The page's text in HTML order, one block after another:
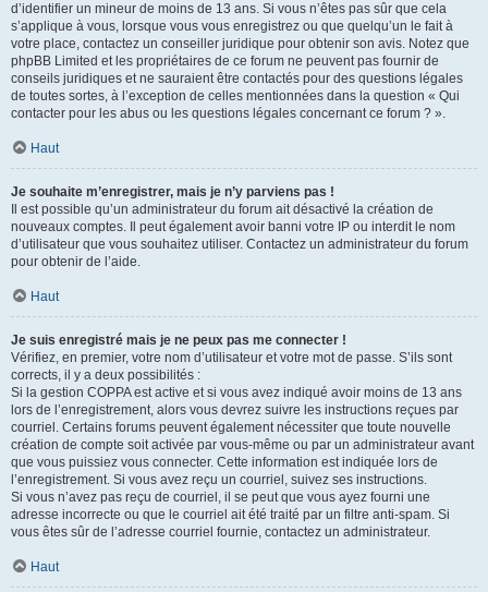
d’identifier un mineur de moins de 13 ans. Si vous n’êtes pas sûr que cela
s’applique à vous, lorsque vous vous enregistrez ou que quelqu’un le fait à
votre place, contactez un conseiller juridique pour obtenir son avis. Notez que
phpBB Limited et les propriétaires de ce forum ne peuvent pas fournir de
conseils juridiques et ne sauraient être contactés pour des questions légales
de toutes sortes, à l’exception de celles mentionnées dans la question « Qui
contacter pour les abus ou les questions légales concernant ce forum ? ».
Haut
Je souhaite m’enregistrer, mais je n’y parviens pas !
Il est possible qu’un administrateur du forum ait désactivé la création de
nouveaux comptes. Il peut également avoir banni votre IP ou interdit le nom
d’utilisateur que vous souhaitez utiliser. Contactez un administrateur du forum
pour obtenir de l’aide.
Haut
Je suis enregistré mais je ne peux pas me connecter !
Vérifiez, en premier, votre nom d’utilisateur et votre mot de passe. S’ils sont
corrects, il y a deux possibilités :
Si la gestion COPPA est active et si vous avez indiqué avoir moins de 13 ans
lors de l’enregistrement, alors vous devrez suivre les instructions reçues par
courriel. Certains forums peuvent également nécessiter que toute nouvelle
création de compte soit activée par vous-même ou par un administrateur avant
que vous puissiez vous connecter. Cette information est indiquée lors de
l’enregistrement. Si vous avez reçu un courriel, suivez ses instructions.
Si vous n’avez pas reçu de courriel, il se peut que vous ayez fourni une
adresse incorrecte ou que le courriel ait été traité par un filtre anti-spam. Si
vous êtes sûr de l’adresse courriel fournie, contactez un administrateur.
Haut